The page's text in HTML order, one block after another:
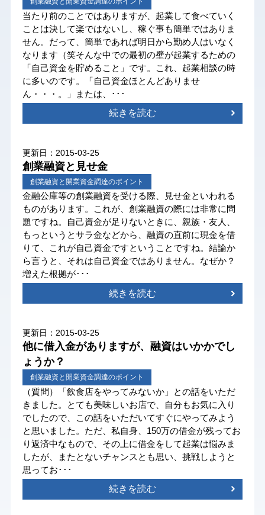
当たり前のことではありますが、起業して食べていく
ことは決して楽ではないし、稼ぐ事も簡単ではありま
せん。だって、簡単であれば明日から勤め人はいなく
なります（笑そんな中での最初の壁が起業するための
「自己資金を貯めること」です。これ、起業相談の時
に多いのです。「自己資金ほとんどありませ
ん・・・。」または、･･･
続きを読む
更新日：2015-03-25
創業融資と見せ金
金融公庫等の創業融資を受ける際、見せ金といわれる
ものがあります。これが、創業融資の際には非常に問
題ですね。自己資金が足りないときに、親族・友人、
もっというとサラ金などから、融資の直前に現金を借
りて、これが自己資金ですということですね。結論か
ら言うと、それは自己資金ではありません。なぜか？
増えた根拠が･･･
創業融資と開業資金調達のポイント
続きを読む
更新日：2015-03-25
他に借入金がありますが、融資はいかかでし
ょうか？
（質問）「飲食店をやってみないか」との話をいただ
きました。とても美味しいお店で、自分もお気に入り
でしたので、この話をいただいてすぐにやってみよう
と思いました。ただ、私自身、150万の借金が残ってお
り返済中なもので、その上に借金をして起業は悩みま
したが、またとないチャンスとも思い、挑戦しようと
思ってお･･･
創業融資と開業資金調達のポイント
続きを読む